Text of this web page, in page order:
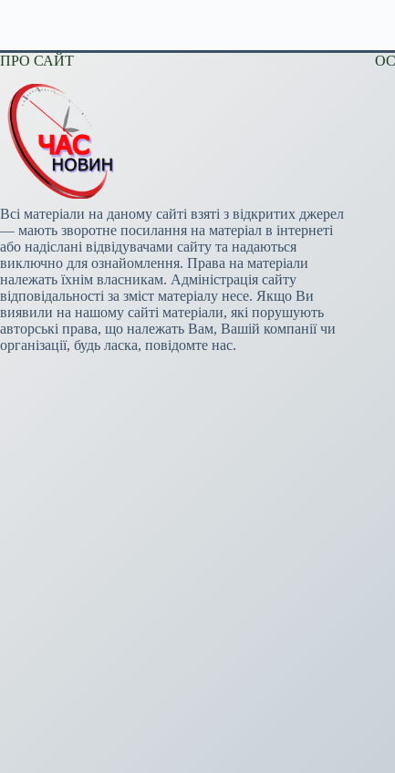
ПРО САЙТ
Всі матеріали на даному сайті взяті з відкритих джерел
— мають зворотне посилання на матеріал в інтернеті
або надіслані відвідувачами сайту та надаються
виключно для ознайомлення. Права на матеріали
належать їхнім власникам. Адміністрація сайту
відповідальності за зміст матеріалу несе. Якщо Ви
виявили на нашому сайті матеріали, які порушують
авторські права, що належать Вам, Вашій компанії чи
організації, будь ласка, повідомте нас.